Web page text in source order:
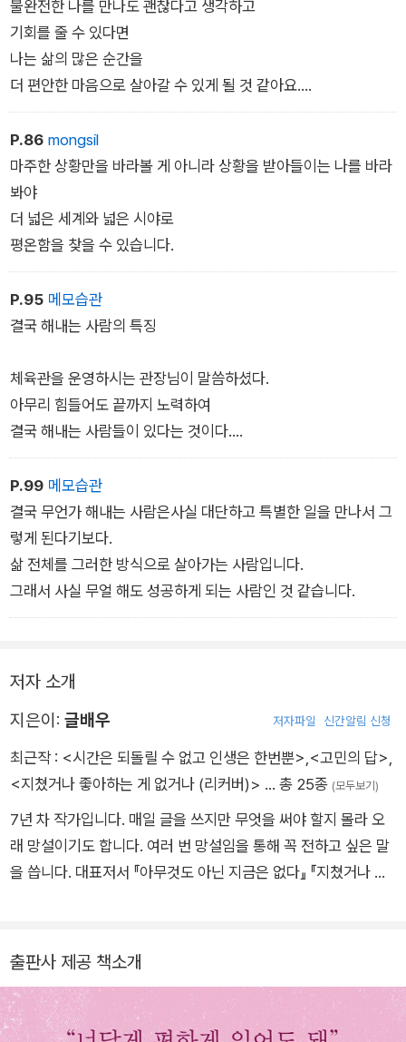
내 삶에서 내가 좋아하는 것을 찾을 수 있는 방법을 말해준다. 그
리고 저자가 직접 겪은 많은 사연을 통해 잃어버린 행복을 찾아
새롭게 시작 할 수 있는 용기를 준다.
불완전한 나를 만나도 괜찮다고 생각하고
기회를 줄 수 있다면
나는 삶의 많은 순간을
더 편안한 마음으로 살아갈 수 있게 될 것 같아요.
그리고 더 많은 것들을
도망치지 않고 해낼 수 있을 것 같아요.
그리고 어쩌면
저는
지금도 충분히 괜찮은 사람일지 몰라요.
ⓒ 글배우 - 지쳤거나 좋아하는 게 없거나
P.86 mongsil
마주한 상황만을 바라볼 게 아니라 상황을 받아들이는 나를 바라
봐야
더 넓은 세계와 넓은 시야로
평온함을 찾을 수 있습니다.
P.95 메모습관
결국 해내는 사람의 특징
체육관을 운영하시는 관장님이 말씀하셨다.
아무리 힘들어도 끝까지 노력하여
결국 해내는 사람들이 있다는 것이다.
어떤 사람인지 묻자 이렇게 답하셨다.
그들은 힘들어도 포기를 생각하기보다
더 잘할 방법을 고민하고 시도합니다.
어려움은 누구나 찾아와요.
그런데 그들은 이겨내는 데 시간을 씁니다.
그래서 자신만의 세계에 빠집니다.
어려움을 이겨내기 위한 고민의 방법과 시간 조절, 최상의 컨디
션, 마음가짐,
모든 모습을 어려움을 이겨내고 극복하는 데
P.99 메모습관
결국 무언가 해내는 사람은사실 대단하고 특별한 일을 만나서 그
렇게 된다기보다.
삶 전체를 그러한 방식으로 살아가는 사람입니다.
그래서 사실 무얼 해도 성공하게 되는 사람인 것 같습니다.
저자 소개
지은이: 글배우 저자파일 신간알림 신청
최근작 : <시간은 되돌릴 수 없고 인생은 한번뿐> <고민의 답>
<지쳤거나 좋아하는 게 없거나 (리커버)> … 총 25종 (모두보기)
7년 차 작가입니다. 매일 글을 쓰지만 무엇을 써야 할지 몰라 오
래 망설이기도 합니다. 여러 번 망설임을 통해 꼭 전하고 싶은 말
을 씁니다. 대표저서 『아무것도 아닌 지금은 없다』 『지쳤거나 좋
8
출판사 제공 책소개